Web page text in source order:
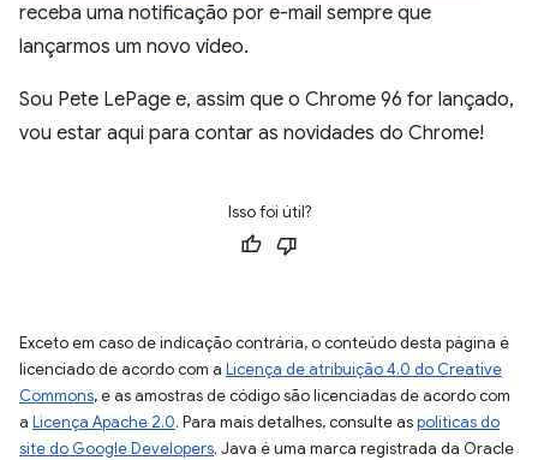
receba uma notificação por e-mail sempre que
lançarmos um novo vídeo.
Sou Pete LePage e, assim que o Chrome 96 for lançado,
vou estar aqui para contar as novidades do Chrome!
Isso foi útil?
Exceto em caso de indicação contrária, o conteúdo desta página é
licenciado de acordo com a Licença de atribuição 4.0 do Creative
Commons, e as amostras de código são licenciadas de acordo com
a Licença Apache 2.0. Para mais detalhes, consulte aspolíticas do
site do Google Developers. Java é uma marca registrada da Oracle